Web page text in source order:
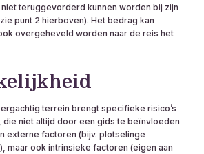
teruggevorderd kunnen worden bij zijn
punt 2 hierboven). Het bedrag kan
overgeheveld worden naar de reis het
terrein brengt specifieke risico’s
die niet altijd door een gids te beïnvloeden
externe factoren (bijv. plotselinge
maar ook intrinsieke factoren (eigen aan